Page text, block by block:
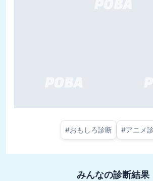
#おもしろ診断 #アニメ
みんなの診断結果